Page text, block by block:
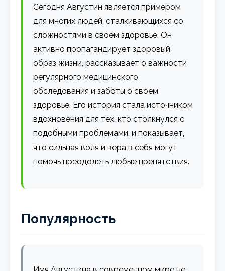
Сегодня Августин является примером
для многих людей, сталкивающихся со
сложностями в своем здоровье. Он
активно пропагандирует здоровый
образ жизни, рассказывает о важности
регулярного медицинского
обследования и заботы о своем
здоровье. Его история стала источником
вдохновения для тех, кто столкнулся с
подобными проблемами, и показывает,
что сильная воля и вера в себя могут
помочь преодолеть любые препятствия.
Популярность